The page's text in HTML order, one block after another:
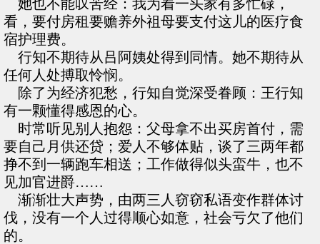
她也不能叹苦经：我为着一头家有多忙碌，
看，要付房租要赡养外祖母要支付这儿的医疗食
宿护理费。
行知不期待从吕阿姨处得到同情。她不期待从
任何人处搏取怜悯。
除了为经济犯愁，行知自觉深受眷顾：王行知
有一颗懂得感恩的心。
时常听见别人抱怨：父母拿不出买房首付，需
要自己月供还贷；爱人不够体贴，谈了三两年都
挣不到一辆跑车相送；工作做得似头蛮牛，也不
见加官进爵……
渐渐壮大声势，由两三人窃窃私语变作群体讨
伐，没有一个人过得顺心如意，社会亏欠了他们
的。